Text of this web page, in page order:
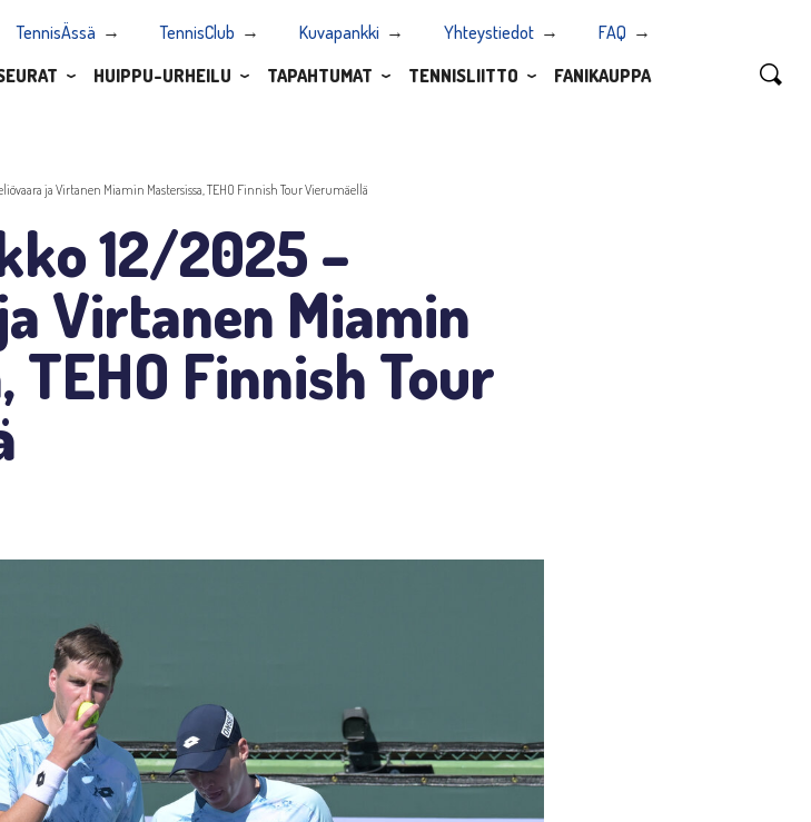
TennisÄssä TennisClub Kuvapankki Yhteystiedot
FAQ
HUIPPU-URHEILU TAPAHTUMAT TENNISLIITTO FANIKAUPPA
ja Virtanen Miamin Mastersissa, TEHO Finnish Tour Vierumäellä
12/2025 –
Virtanen Miamin
TEHO Finnish Tour